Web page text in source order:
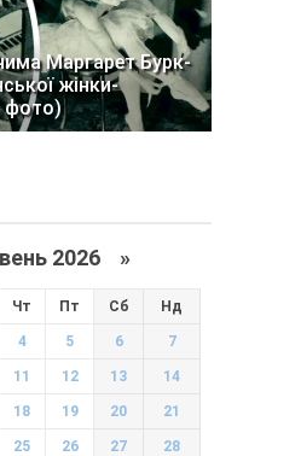
Маргарет Бурк-
жінки-
фото)
2026 »
Чт Пт Сб Нд
4 5 6 7
11 12 13 14
18 19 20 21
25 26 27 28